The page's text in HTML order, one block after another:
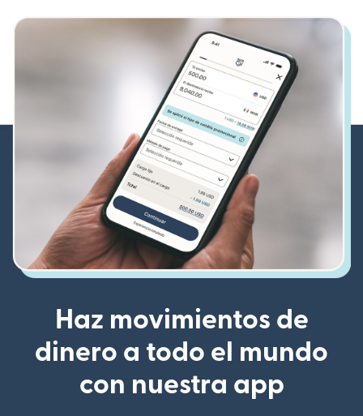
Haz movimientos de
dinero a todo el mundo
con nuestra app